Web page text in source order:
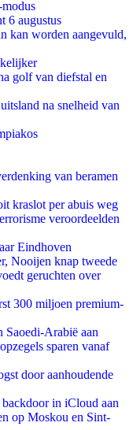
6 augustus
kan worden aangevuld,
golf van diefstal en
na snelheid van
van beramen
kraslot per abuis weg
veroordeelden
Eindhoven
Nooijen knap tweede
geruchten over
300 miljoen premium-
Arabië aan
sparen vanaf
door aanhoudende
in iCloud aan
op Moskou en Sint-